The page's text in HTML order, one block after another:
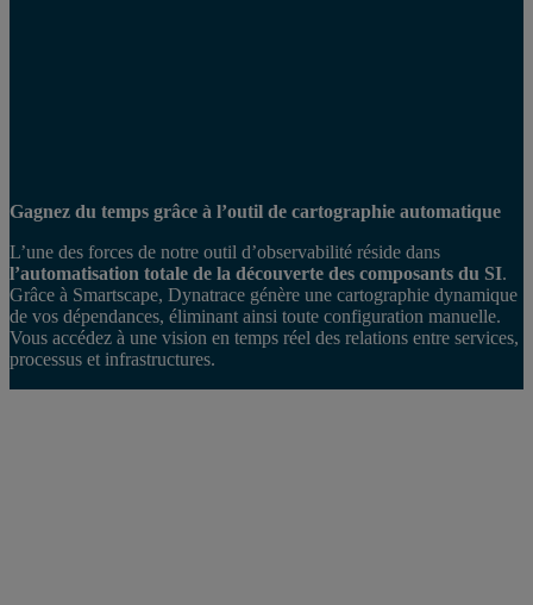
Gagnez du temps grâce à l’outil de cartographie automatique
L’une des forces de notre outil d’observabilité réside dans
l’automatisation totale de la découverte des composants du SI.
Grâce à Smartscape, Dynatrace génère une cartographie dynamique
de vos dépendances, éliminant ainsi toute configuration manuelle.
Vous accédez à une vision en temps réel des relations entre services,
processus et infrastructures.